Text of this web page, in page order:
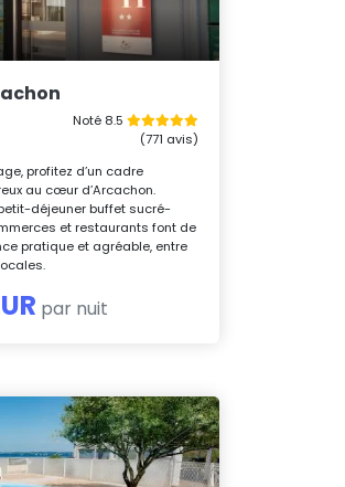
Noté 8.5
(771 avis)
profitez d’un cadre
au cœur d’Arcachon.
déjeuner buffet sucré-
et restaurants font de
pratique et agréable, entre
par nuit